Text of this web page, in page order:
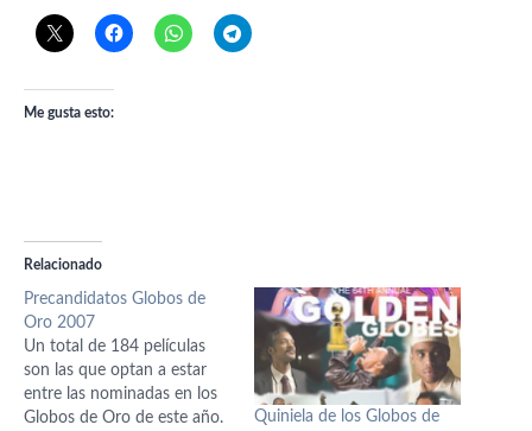
Me gusta esto:
Relacionado
Precandidatos Globos de
Oro 2007
Un total de 184 películas
son las que optan a estar
entre las nominadas en los
Globos de Oro de este año.
Quiniela de los Globos de